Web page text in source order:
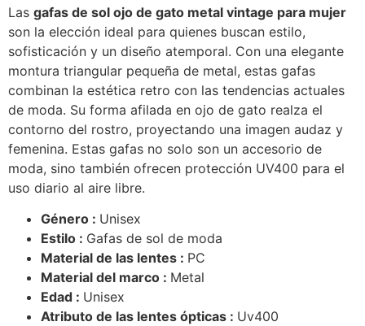
Las gafas de sol ojo de gato metal vintage para mujer
son la elección ideal para quienes buscan estilo,
sofisticación y un diseño atemporal. Con una elegante
montura triangular pequeña de metal, estas gafas
combinan la estética retro con las tendencias actuales
de moda. Su forma afilada en ojo de gato realza el
contorno del rostro, proyectando una imagen audaz y
femenina. Estas gafas no solo son un accesorio de
moda, sino también ofrecen protección UV400 para el
uso diario al aire libre.
Género : Unisex
Estilo : Gafas de sol de moda
Material de las lentes : PC
Material del marco : Metal
Edad : Unisex
Atributo de las lentes ópticas : Uv400